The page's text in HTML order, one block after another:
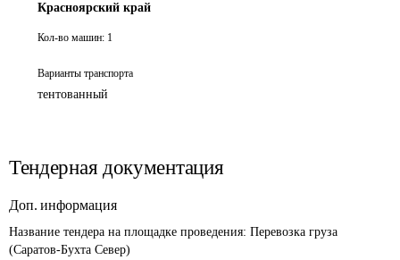
Красноярский край
Кол-во машин: 1
Варианты транспорта
тентованный
Тендерная документация
Доп. информация
Название тендера на площадке проведения: Перевозка груза
(Саратов-Бухта Север)